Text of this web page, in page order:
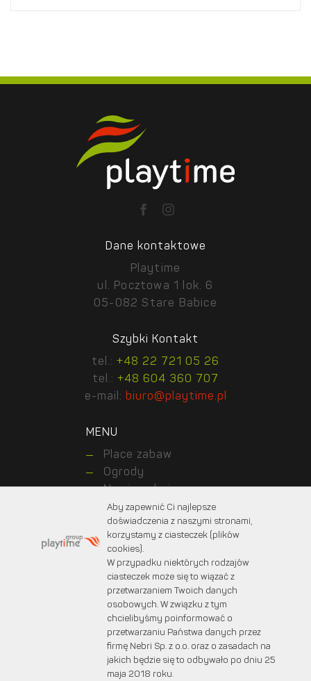
Dane kontaktowe
Playtime
ul. Pocztowa 1 lok. 6
05-082 Stare Babice
Szybki Kontakt
tel.: +48 22 721 05 26
tel.: +48 604 360 707
e-mail: biuro@playtime.pl
MENU
Place zabaw
Ogrody
Nawierzchnie
Realizations
Kontakt z nami
About us
For customers
For designers
© 2025 PLAYTIME. Wszystkie prawa zastrzeżone.
Projekt graficzny:
marcinprojekt.com
Created by:
Fabryka w chmurach
Aby zapewnić Ci najlepsze
doświadczenia z naszymi stronami,
korzystamy z ciasteczek (plików
cookies).
W przypadku niektórych rodzajów
ciasteczek może się to wiązać z
przetwarzaniem Twoich danych
osobowych. W związku z tym
chcielibyśmy poinformować o
przetwarzaniu Państwa danych przez
firmę Nebri Sp. z o.o. oraz o zasadach na
jakich będzie się to odbywało po dniu 25
maja 2018 roku.